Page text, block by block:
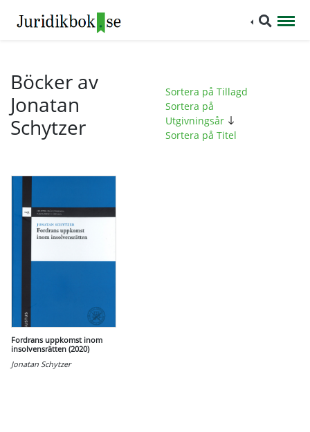
Böcker av
Jonatan
Schytzer
Sortera på Tillagd
Sortera på
Utgivningsår
Sortera på Titel
Fordrans uppkomst inom
insolvensrätten (2020)
Jonatan Schytzer